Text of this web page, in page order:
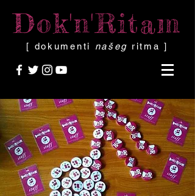
Dok'n'Ritam
[ dokumenti našeg ritma ]